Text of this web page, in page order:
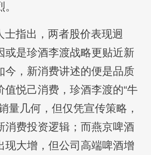
士指出，两者股价表现迥
或是珍酒李渡战略更贴近新
今，新消费讲述的便是品质
值悦己消费，珍酒李渡的“牛
量几何，但仅凭宣传策略，
消费投资逻辑；而燕京啤酒
现大增，但公司高端啤酒增